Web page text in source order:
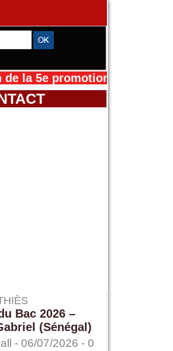
promotion de l’IFMES
Bac 2026 –
(Sénégal)
- 06/07/2026 - 0